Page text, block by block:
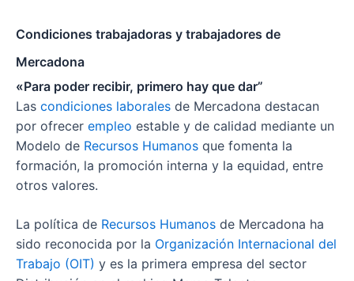
Condiciones trabajadoras y trabajadores de
Mercadona
«Para poder recibir, primero hay que dar”
Las condiciones laborales de Mercadona destacan
por ofrecer empleo estable y de calidad mediante un
Modelo de Recursos Humanos que fomenta la
formación, la promoción interna y la equidad, entre
otros valores.
La política de Recursos Humanos de Mercadona ha
sido reconocida por la Organización Internacional del
Trabajo (OIT) y es la primera empresa del sector